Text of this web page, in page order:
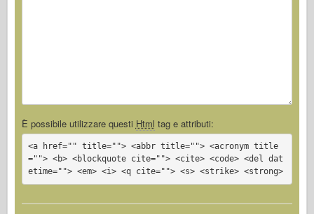
È possibile utilizzare questi Html tag e attributi:
<a href="" title=""> <abbr title=""> <acronym title
=""> <b> <blockquote cite=""> <cite> <code> <del dat
etime=""> <em> <i> <q cite=""> <s> <strike> <strong>